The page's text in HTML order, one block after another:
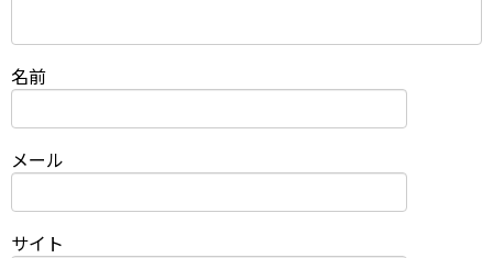
名前
メール
サイト